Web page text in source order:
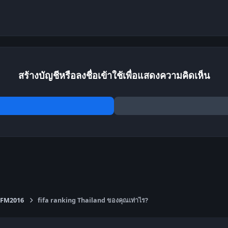
สร้างบัญชีหรือลงชื่อเข้าใช้เพื่อแสดงความคิดเห็น
FM2016 fifa ranking Thailand ของคุณเท่าไร?